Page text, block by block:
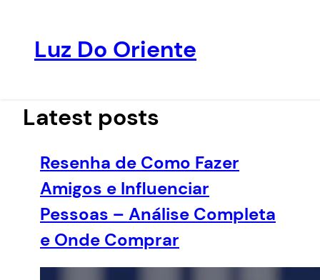
conteúdo
Luz Do Oriente
Latest posts
Resenha de Como Fazer
Amigos e Influenciar
Pessoas – Análise Completa
e Onde Comprar